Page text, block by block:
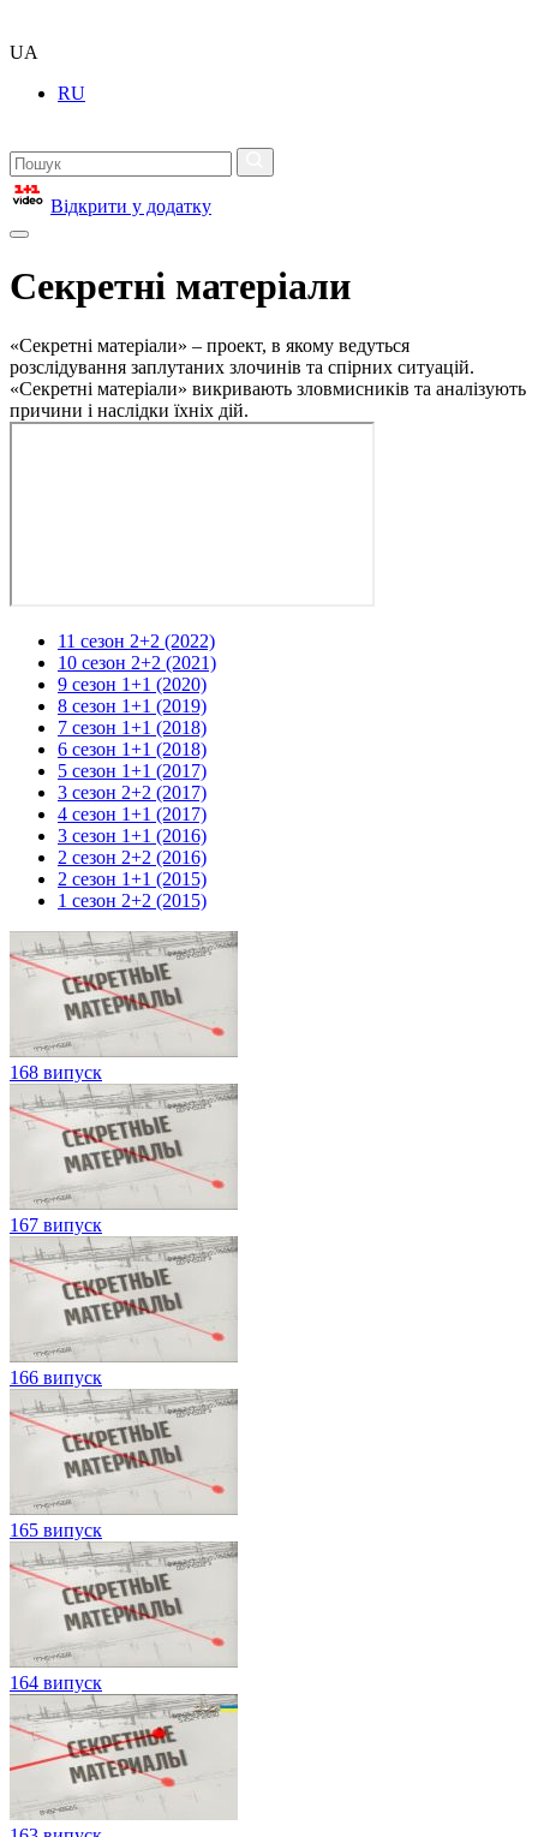
UA
RU
Відкрити у додатку
Секретні матеріали
«Секретні матеріали» – проект, в якому ведуться
розслідування заплутаних злочинів та спірних ситуацій.
«Секретні матеріали» викривають зловмисників та аналізують
причини і наслідки їхніх дій.
11 сезон 2+2 (2022)
10 сезон 2+2 (2021)
9 сезон 1+1 (2020)
8 сезон 1+1 (2019)
7 сезон 1+1 (2018)
6 сезон 1+1 (2018)
5 сезон 1+1 (2017)
3 сезон 2+2 (2017)
4 сезон 1+1 (2017)
3 сезон 1+1 (2016)
2 сезон 2+2 (2016)
2 сезон 1+1 (2015)
1 сезон 2+2 (2015)
168 випуск
167 випуск
166 випуск
165 випуск
164 випуск